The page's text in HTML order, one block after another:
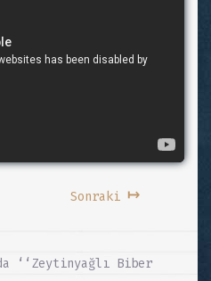
Sonraki ↦
‘‘Zeytinyağlı Biber